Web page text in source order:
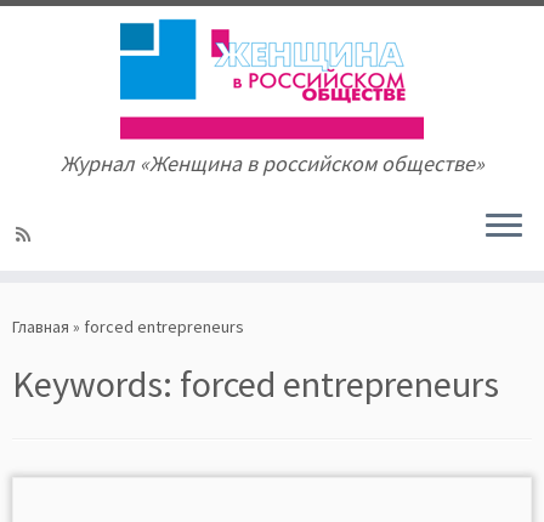
to
Журнал «Женщина в российском обществе»
Главная » forced entrepreneurs
Keywords: forced entrepreneurs